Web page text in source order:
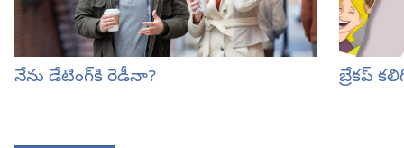
నేను డేటింగ్‌కి రెడీనా? బ్రేకప్‌